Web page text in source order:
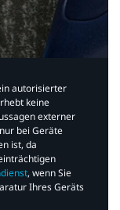
autorisierter
keine
externer
bei Geräte
ist, da
, wenn Sie
Ihres Geräts